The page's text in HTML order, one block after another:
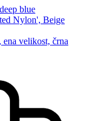
blue
Nylon', Beige
velikost, črna